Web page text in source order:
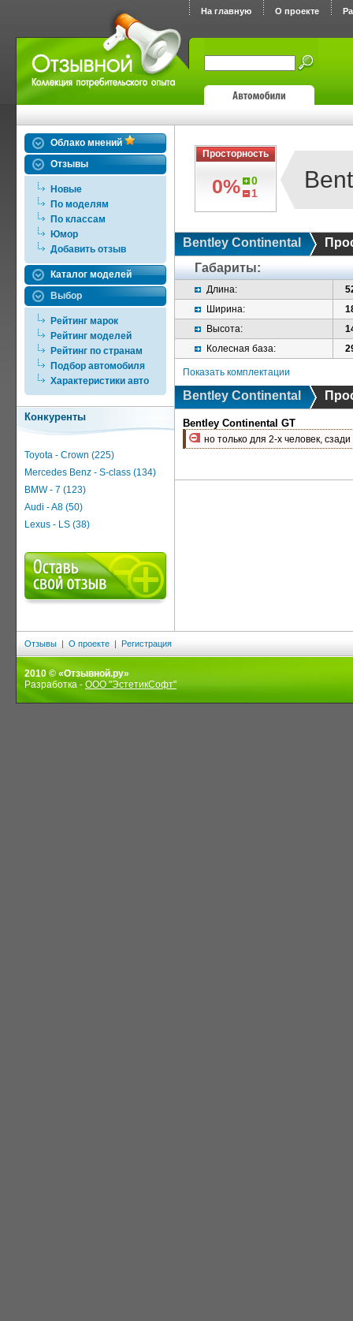
На главную О проекте
Облако мнений
Отзывы
Новые
По моделям
По классам
Юмор
Добавить отзыв
Каталог моделей
Выбор
Рейтинг марок
Рейтинг моделей
Рейтинг по странам
Подбор автомобиля
Характеристики авто
Конкуренты
Toyota - Crown (225)
Mercedes Benz - S-class (134)
BMW - 7 (123)
Audi - A8 (50)
Lexus - LS (38)
Просторность
0%
0
1
Bentley Continental
Габариты:
Длина:
Ширина:
Высота:
Колесная база:
Показать комплектации
Bentley Continental
Bentley Continental GT
но только для 2-х человек,
Отзывы | О проекте | Регистрация
2010 © «Отзывной.ру»
Разработка - ООО "ЭстетикСофт"